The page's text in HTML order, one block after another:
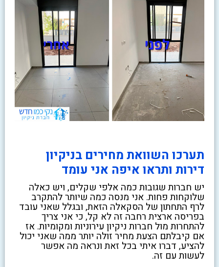
תערכו השוואת מחירים בניקיון
דירות ותראו איפה אני עומד
יש חברות שגובות כמה אלפי שקלים, ויש כאלה
שלוקחות פחות. אני מנסה כמה שיותר להתקרב
לרף התחתון של הסקאלה הזאת, ובגלל שאני עובד
בפריסה ארצית רחבה זה לא קל, כי אני צריך
להתחרות מול חברות ניקיון עירוניות ומקומיות. אז
אם קיבלתם הצעת מחיר זולה יותר ממה שאני יכול
להציע, דברו איתי בכל זאת ונראה מה אפשר
לעשות עם זה.